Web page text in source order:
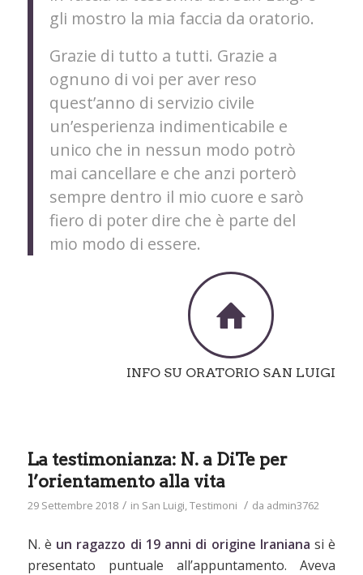
gli mostro la mia faccia da oratorio.
Grazie di tutto a tutti. Grazie a
ognuno di voi per aver reso
quest’anno di servizio civile
un’esperienza indimenticabile e
unico che in nessun modo potrò
mai cancellare e che anzi porterò
sempre dentro il mio cuore e sarò
fiero di poter dire che è parte del
mio modo di essere.
INFO SU ORATORIO SAN LUIGI
La testimonianza: N. a DiTe per
l’orientamento alla vita
29 Settembre 2018 / in San Luigi,Testimoni / da admin3762
N. è un ragazzo di 19 anni di origine Iraniana si è
presentato puntuale all’appuntamento. Aveva